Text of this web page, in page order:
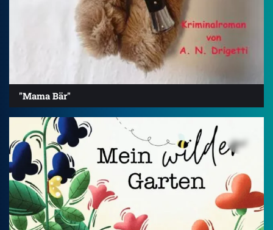
"Mama Bär"